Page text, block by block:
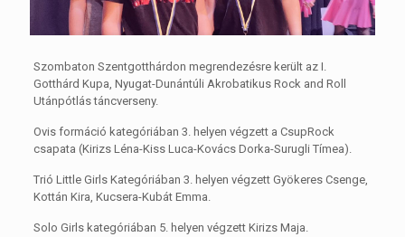
Szombaton Szentgotthárdon megrendezésre került az I.
Gotthárd Kupa, Nyugat-Dunántúli Akrobatikus Rock and Roll
Utánpótlás táncverseny.
Ovis formáció kategóriában 3. helyen végzett a CsupRock
csapata (Kirizs Léna-Kiss Luca-Kovács Dorka-Surugli Tímea).
Trió Little Girls Kategóriában 3. helyen végzett Gyökeres Csenge,
Kottán Kira, Kucsera-Kubát Emma.
Solo Girls kategóriában 5. helyen végzett Kirizs Maja.